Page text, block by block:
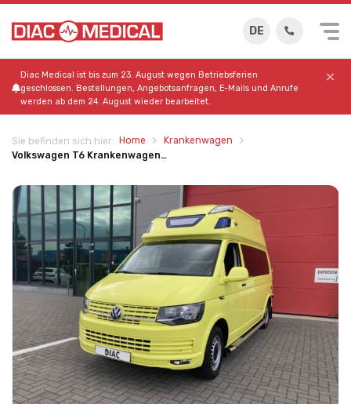
DE
Diac Medical ist bis zum 23. August wegen Betriebsferien
geschlossen. Bestellungen, Angebotsanfragen, E-Mails und Anrufe
werden ab dem 24. August wieder bearbeitet.
Sie befinden sich hier: Home
Krankenwagen
Volkswagen T6 Krankenwagen…